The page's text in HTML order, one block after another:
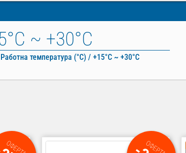
~ +30°С
температура (°С) / +15°С ~ +30°С
ОФЕРТА ОФЕРТА